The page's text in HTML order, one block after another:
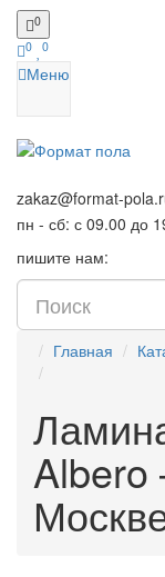
0
0 0
Меню
zakaz@format-
пн - сб: с 09.00 до
пишите нам:
Главная
Albero